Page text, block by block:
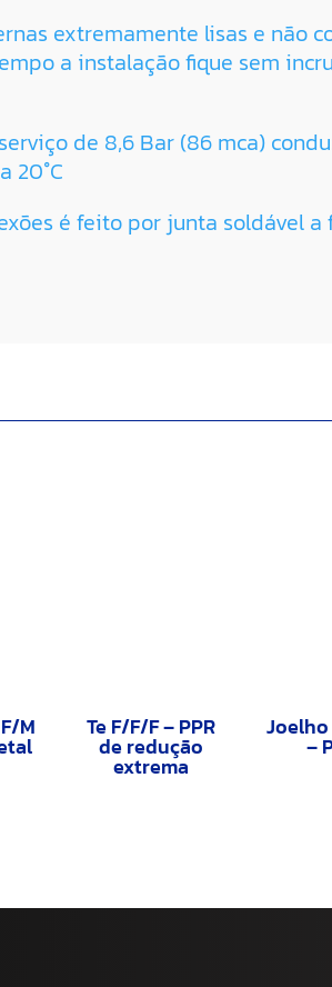
extremamente lisas e não
a instalação fique sem
de 8,6 Bar (86 mca)
20°C
é feito por junta soldável a
M Te F/F/F – PPR
de redução
extrema
Joelho
–